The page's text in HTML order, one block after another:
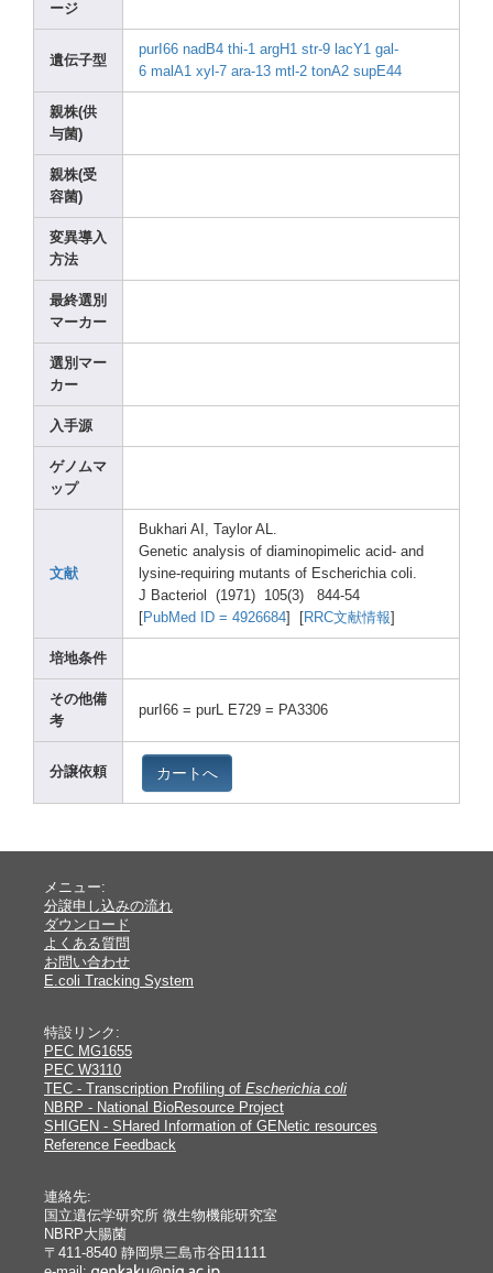
ージ
遺伝子型
purI66 nadB4 thi-1 argH1 str-9 lacY1 gal-
6 malA1 xyl-7 ara-13 mtl-2 tonA2 supE44
親株(供
与菌)
親株(受
容菌)
変異導入
方法
最終選別
マーカー
選別マー
カー
入手源
ゲノムマ
ップ
文献
Bukhari AI, Taylor AL.
Genetic analysis of diaminopimelic acid- and
lysine-requiring mutants of Escherichia coli.
J Bacteriol (1971) 105(3) 844-54
PubMed ID = 4926684 RRC文献情報
培地条件
その他備
考
purI66 = purL E729 = PA3306
分譲依頼 カートへ
メニュー:
分譲申し込みの流れ
ダウンロード
よくある質問
お問い合わせ
E.coli Tracking System
特設リンク:
PEC MG1655
PEC W3110
TEC - Transcription Profiling of Escherichia coli
NBRP - National BioResource Project
SHIGEN - SHared Information of GENetic resources
Reference Feedback
連絡先:
国立遺伝学研究所 微生物機能研究室
NBRP大腸菌
〒411-8540 静岡県三島市谷田1111